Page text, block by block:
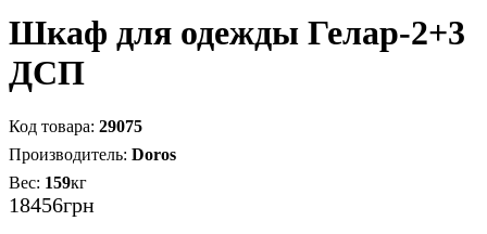
Шкаф для одежды Гелар-2+3
ДСП
29075
Doros
159кг
18456грн